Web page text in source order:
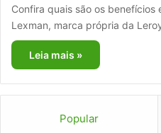
Confira quais são os benefícios
Lexman, marca própria da
Leia mais »
Popular